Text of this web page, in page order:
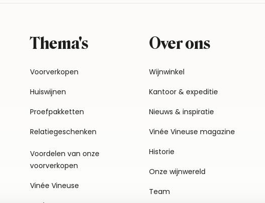
Thema's
Voorverkopen
Huiswijnen
Proefpakketten
Relatiegeschenken
Voordelen van onze
voorverkopen
Vinée Vineuse
Over ons
Wijnwinkel
Kantoor & expeditie
Nieuws & inspiratie
Vinée Vineuse magazine
Historie
Onze wijnwereld
Team